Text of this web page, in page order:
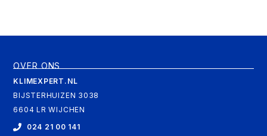
OVER ONS
KLIMEXPERT.NL
BIJSTERHUIZEN 3038
6604 LR WIJCHEN
024 21 00 141